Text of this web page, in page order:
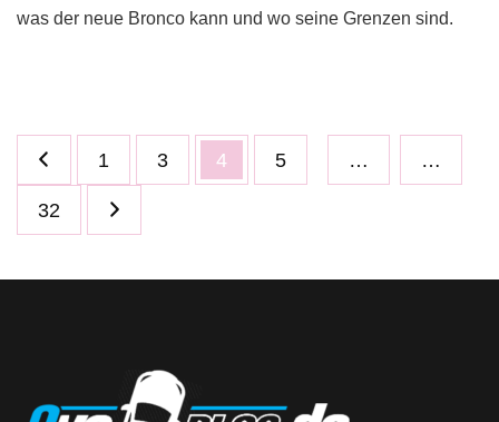
was der neue Bronco kann und wo seine Grenzen sind.
Seitennummerierung
der
Beiträge
Seite
1 …
Seite
3 Seite
4 Seite
5 …
Seite
32